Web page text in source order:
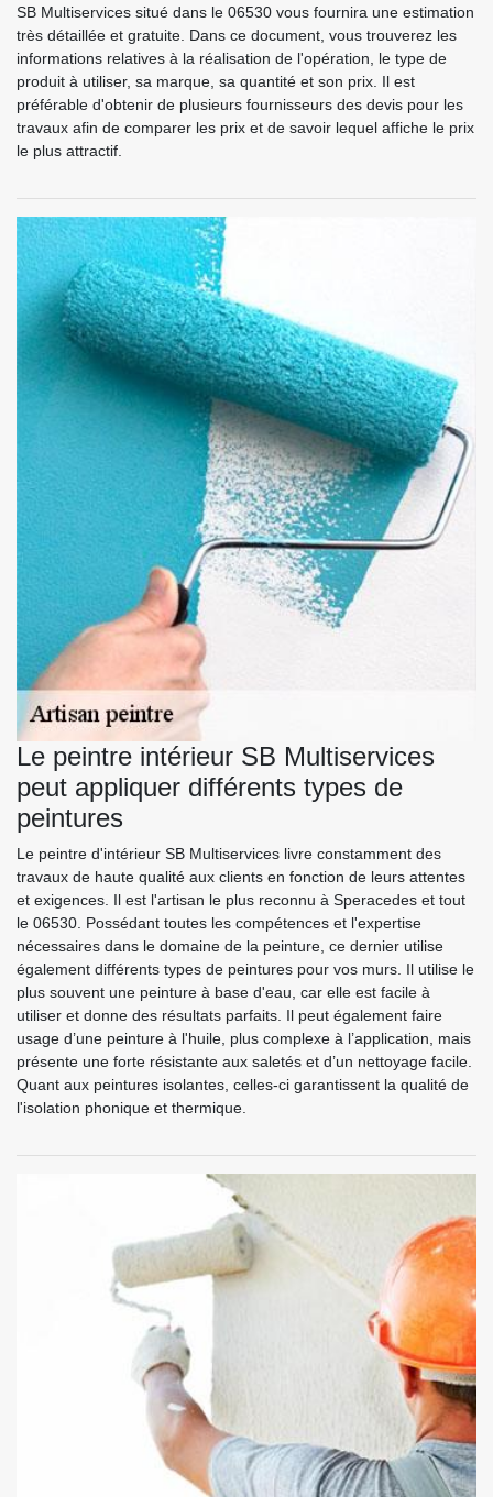
SB Multiservices situé dans le 06530 vous fournira une estimation
très détaillée et gratuite. Dans ce document, vous trouverez les
informations relatives à la réalisation de l'opération, le type de
produit à utiliser, sa marque, sa quantité et son prix. Il est
préférable d'obtenir de plusieurs fournisseurs des devis pour les
travaux afin de comparer les prix et de savoir lequel affiche le prix
le plus attractif.
Le peintre intérieur SB Multiservices
peut appliquer différents types de
peintures
Le peintre d'intérieur SB Multiservices livre constamment des
travaux de haute qualité aux clients en fonction de leurs attentes
et exigences. Il est l'artisan le plus reconnu à Speracedes et tout
le 06530. Possédant toutes les compétences et l'expertise
nécessaires dans le domaine de la peinture, ce dernier utilise
également différents types de peintures pour vos murs. Il utilise le
plus souvent une peinture à base d'eau, car elle est facile à
utiliser et donne des résultats parfaits. Il peut également faire
usage d’une peinture à l'huile, plus complexe à l’application, mais
présente une forte résistante aux saletés et d’un nettoyage facile.
Quant aux peintures isolantes, celles-ci garantissent la qualité de
l'isolation phonique et thermique.